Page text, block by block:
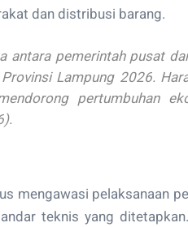
dan distribusi barang.
antara pemerintah pusat
Lampung 2026.
pertumbuhan
mengawasi pelaksanaan
teknis yang